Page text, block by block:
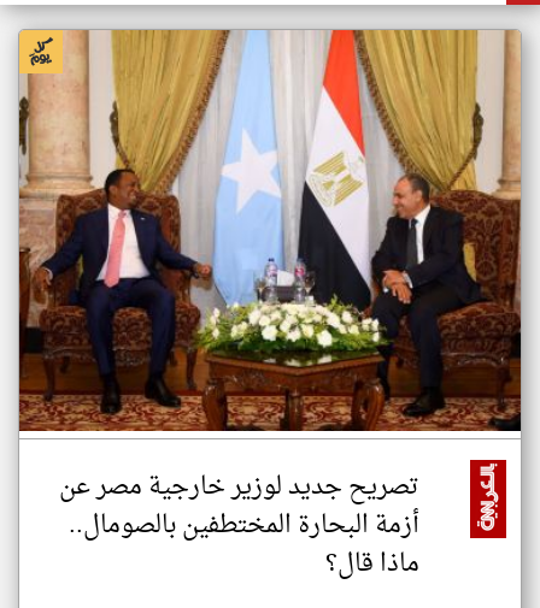
تصريح جديد لوزير خارجية مصر عن
أزمة البحارة المختطفين بالصومال..
ماذا قال؟